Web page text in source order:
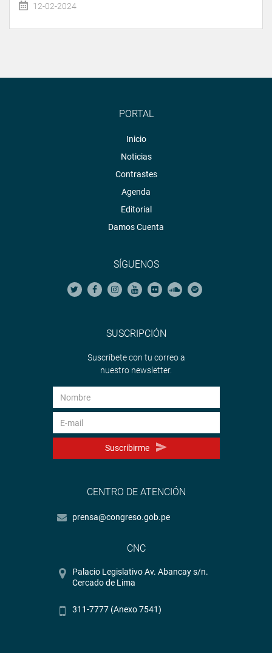
12-02-2024
PORTAL
Inicio
Noticias
Contrastes
Agenda
Editorial
Damos Cuenta
SÍGUENOS
SUSCRIPCIÓN
Suscríbete con tu correo a
nuestro newsletter.
Suscribirme
CENTRO DE ATENCIÓN
prensa@congreso.gob.pe
CNC
Palacio Legislativo Av. Abancay s/n.
Cercado de Lima
311-7777 (Anexo 7541)